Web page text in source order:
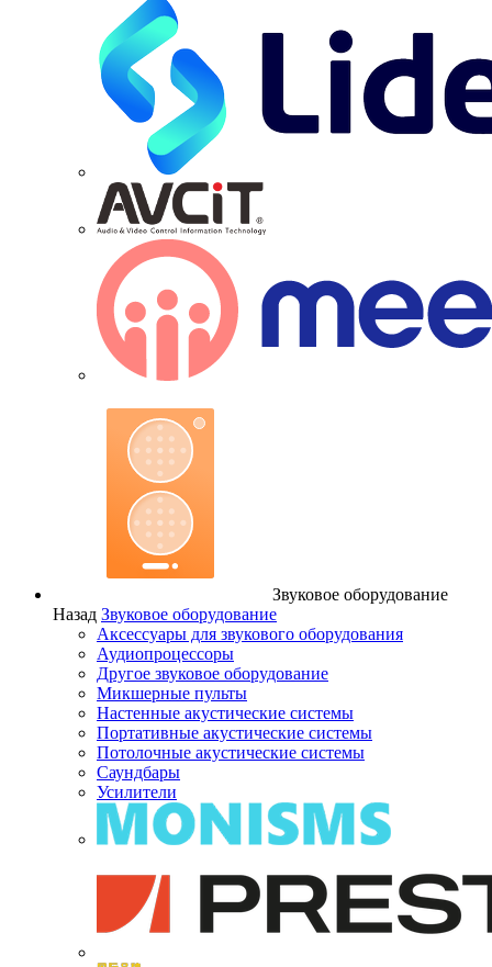
Звуковое оборудование
Назад Звуковое оборудование
Аксессуары для звукового оборудования
Аудиопроцессоры
Другое звуковое оборудование
Микшерные пульты
Настенные акустические системы
Портативные акустические системы
Потолочные акустические системы
Саундбары
Усилители